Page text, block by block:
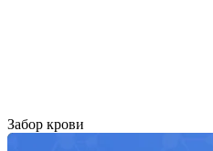
Забор крови